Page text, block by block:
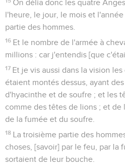
On délia donc les quatre
l'heure, le jour, le mois et
partie des hommes.
16 Et le nombre de l'armée à
millions : car j'entendis [que
17 Et je vis aussi dans la vision
étaient montés dessus, ayant des
d'hyacinthe et de soufre ; et les
comme des têtes de lions ; et de
de la fumée et du soufre.
18 La troisième partie des
choses, [savoir] par le feu, par la
sortaient de leur bouche.